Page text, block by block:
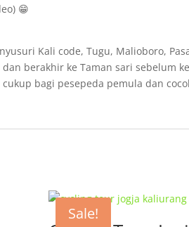
😁
Kali code, Tugu, Malioboro,
berakhir ke Taman sari sebelum
cukup bagi pesepeda pemula dan
Sale!